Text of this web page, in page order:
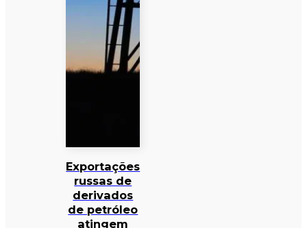
Exportações
russas de
derivados
de petróleo
atingem